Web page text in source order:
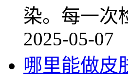
染。每一次
2025-05-07
哪里能做皮